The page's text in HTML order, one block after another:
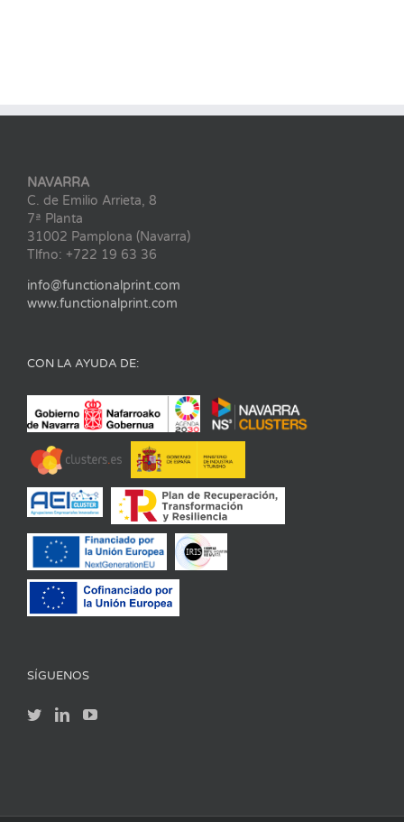
NAVARRA
C. de Emilio Arrieta, 8
7ª Planta
31002 Pamplona (Navarra)
Tlfno: +722 19 63 36
info@functionalprint.com
www.functionalprint.com
CON LA AYUDA DE:
SÍGUENOS